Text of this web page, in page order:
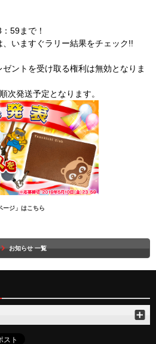
59まで！
いますぐラリー結果をチェック!!
ントを受け取る権利は無効となりま
次発送予定となります。
ージ」はこちら
お知らせ 一覧